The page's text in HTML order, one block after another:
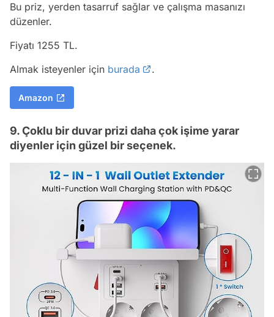
Bu priz, yerden tasarruf sağlar ve çalışma masanızı
düzenler.
Fiyatı 1255 TL.
Almak isteyenler için burada .
Amazon
9. Çoklu bir duvar prizi daha çok işime yarar
diyenler için güzel bir seçenek.